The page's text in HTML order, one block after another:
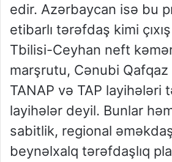
edir. Azərbaycan isə bu
etibarlı tərəfdaş kimi
Tbilisi-Ceyhan neft
marşrutu, Cənubi Qafqaz
TANAP və TAP layihələri
layihələr deyil. Bunlar
sabitlik, regional
beynəlxalq tərəfdaşlıq